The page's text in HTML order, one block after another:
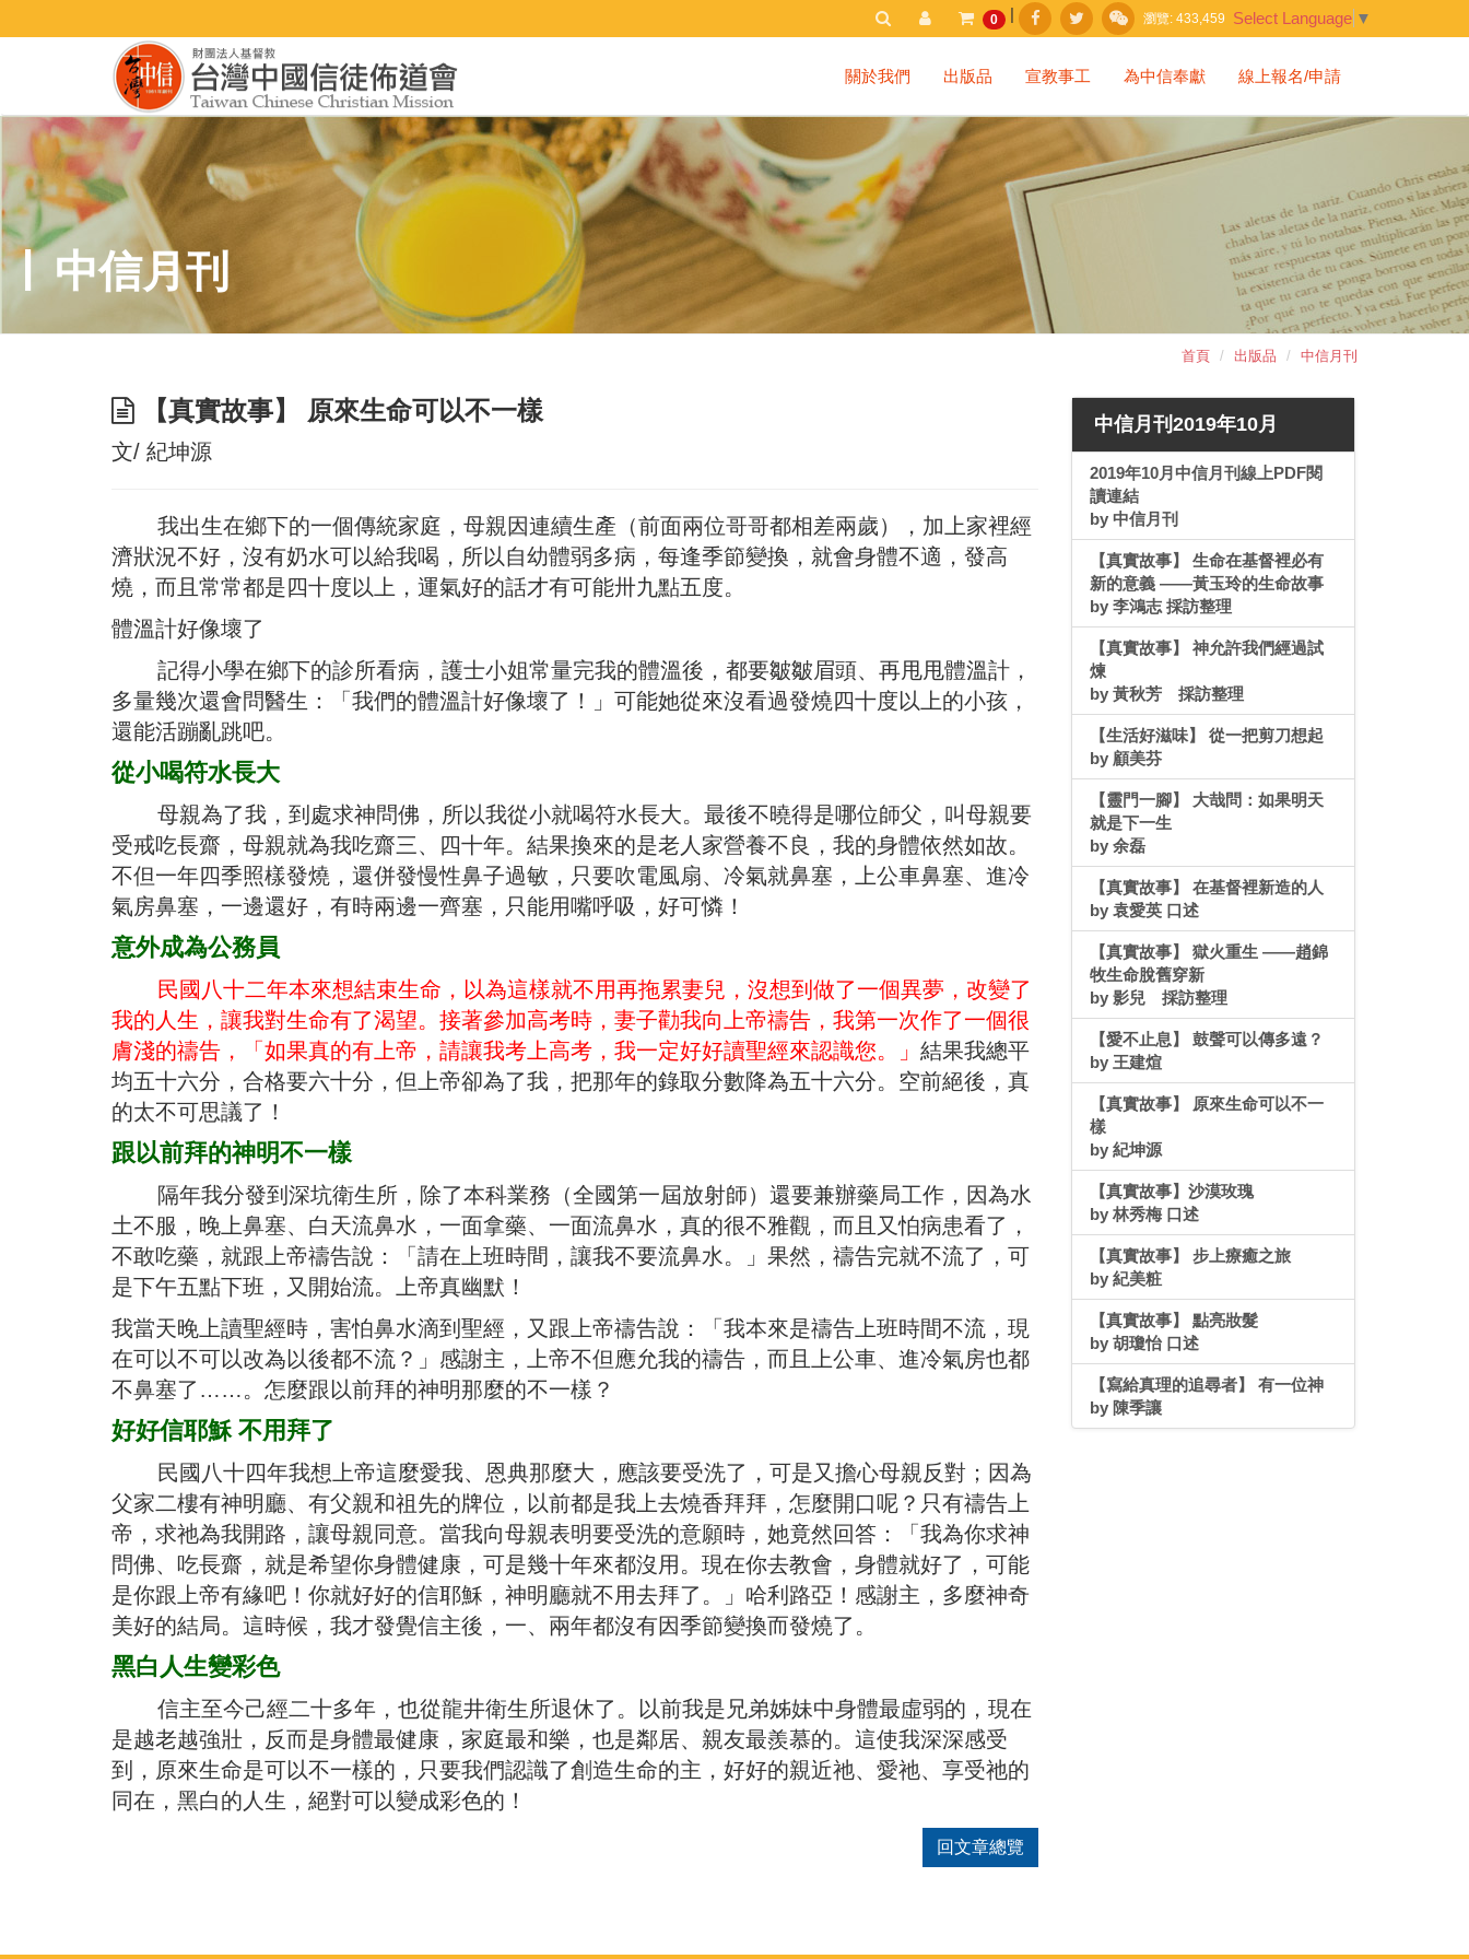
Select Language ▼
瀏覽: 433,459
0 |
關於我們 出版品 宣教事工 為中信奉獻 線上報名/申請
中信月刊
首頁 出版品 中信月刊
【真實故事】 原來生命可以不一樣
文/ 紀坤源
我出生在鄉下的一個傳統家庭，母親因連續生產（前面兩位哥哥都相差兩歲），加上家裡經
濟狀況不好，沒有奶水可以給我喝，所以自幼體弱多病，每逢季節變換，就會身體不適，發高
燒，而且常常都是四十度以上，運氣好的話才有可能卅九點五度。
體溫計好像壞了
記得小學在鄉下的診所看病，護士小姐常量完我的體溫後，都要皺皺眉頭、再甩甩體溫計，
多量幾次還會問醫生：「我們的體溫計好像壞了！」可能她從來沒看過發燒四十度以上的小孩，
還能活蹦亂跳吧。
從小喝符水長大
母親為了我，到處求神問佛，所以我從小就喝符水長大。最後不曉得是哪位師父，叫母親要
受戒吃長齋，母親就為我吃齋三、四十年。結果換來的是老人家營養不良，我的身體依然如故。
不但一年四季照樣發燒，還併發慢性鼻子過敏，只要吹電風扇、冷氣就鼻塞，上公車鼻塞、進冷
氣房鼻塞，一邊還好，有時兩邊一齊塞，只能用嘴呼吸，好可憐！
意外成為公務員
民國八十二年本來想結束生命，以為這樣就不用再拖累妻兒，沒想到做了一個異夢，改變了
我的人生，讓我對生命有了渴望。接著參加高考時，妻子勸我向上帝禱告，我第一次作了一個很
膚淺的禱告，「如果真的有上帝，請讓我考上高考，我一定好好讀聖經來認識您。」 結果我總平
均五十六分，合格要六十分，但上帝卻為了我，把那年的錄取分數降為五十六分。空前絕後，真
的太不可思議了！
跟以前拜的神明不一樣
隔年我分發到深坑衛生所，除了本科業務（全國第一屆放射師）還要兼辦藥局工作，因為水
土不服，晚上鼻塞、白天流鼻水，一面拿藥、一面流鼻水，真的很不雅觀，而且又怕病患看了，
不敢吃藥，就跟上帝禱告說：「請在上班時間，讓我不要流鼻水。」果然，禱告完就不流了，可
是下午五點下班，又開始流。上帝真幽默！
我當天晚上讀聖經時，害怕鼻水滴到聖經，又跟上帝禱告說：「我本來是禱告上班時間不流，現
在可以不可以改為以後都不流？」感謝主，上帝不但應允我的禱告，而且上公車、進冷氣房也都
不鼻塞了……。怎麼跟以前拜的神明那麼的不一樣？
好好信耶穌 不用拜了
民國八十四年我想上帝這麼愛我、恩典那麼大，應該要受洗了，可是又擔心母親反對；因為
父家二樓有神明廳、有父親和祖先的牌位，以前都是我上去燒香拜拜，怎麼開口呢？只有禱告上
帝，求祂為我開路，讓母親同意。當我向母親表明要受洗的意願時，她竟然回答：「我為你求神
問佛、吃長齋，就是希望你身體健康，可是幾十年來都沒用。現在你去教會，身體就好了，可能
是你跟上帝有緣吧！你就好好的信耶穌，神明廳就不用去拜了。」哈利路亞！感謝主，多麼神奇
美好的結局。這時候，我才發覺信主後，一、兩年都沒有因季節變換而發燒了。
黑白人生變彩色
信主至今己經二十多年，也從龍井衛生所退休了。以前我是兄弟姊妹中身體最虛弱的，現在
是越老越強壯，反而是身體最健康，家庭最和樂，也是鄰居、親友最羨慕的。這使我深深感受
到，原來生命是可以不一樣的，只要我們認識了創造生命的主，好好的親近祂、愛祂、享受祂的
同在，黑白的人生，絕對可以變成彩色的！
回文章總覽
中信月刊2019年10月
2019年10月中信月刊線上PDF閱
讀連結
by 中信月刊
【真實故事】 生命在基督裡必有
新的意義 ——黃玉玲的生命故事
by 李鴻志 採訪整理
【真實故事】 神允許我們經過試
煉
by 黃秋芳 採訪整理
【生活好滋味】 從一把剪刀想起
by 顧美芬
【靈門一腳】 大哉問：如果明天
就是下一生
by 余磊
【真實故事】 在基督裡新造的人
by 袁愛英 口述
【真實故事】 獄火重生 ——趙錦
牧生命脫舊穿新
by 影兒 採訪整理
【愛不止息】 鼓聲可以傳多遠？
by 王建煊
【真實故事】 原來生命可以不一
樣
by 紀坤源
【真實故事】沙漠玫瑰
by 林秀梅 口述
【真實故事】 步上療癒之旅
by 紀美粧
【真實故事】 點亮妝髮
by 胡瓊怡 口述
【寫給真理的追尋者】 有一位神
by 陳季讓